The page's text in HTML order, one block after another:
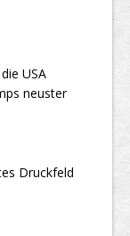
USA
neuster
Druckfeld